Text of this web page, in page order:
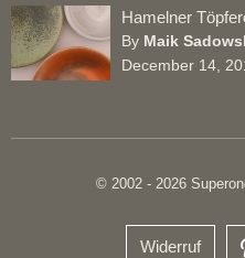
Hamelner
By Maik
December 14,
© 2002 - 2026
Widerruf